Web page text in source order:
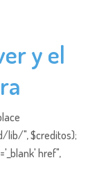
y el
lib/", $creditos);
href",